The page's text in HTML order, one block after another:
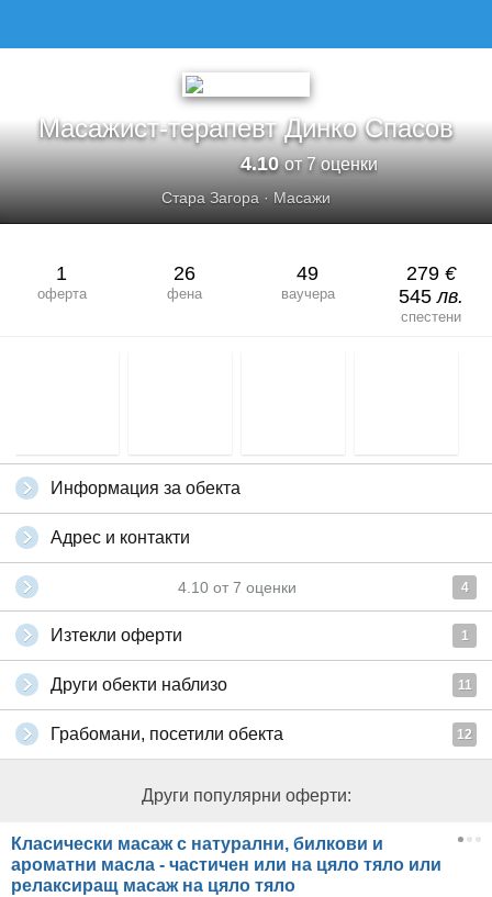
Масажист-терапевт Динко Спасов
4.10от 7 оценки
Стара Загора · Масажи
1
оферта
26
фена
49
ваучера
279 €
545лв.
спестени
Информация за обекта
Адрес и контакти
4.10 от 7 оценки 4
Изтекли оферти 1
Други обекти наблизо 11
Грабомани, посетили обекта 12
Други популярни оферти:
Класически масаж с натурални, билкови и
ароматни масла - частичен или на цяло тяло или
релаксиращ масаж на цяло тяло